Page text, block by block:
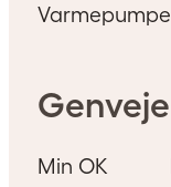
Genveje
Min OK